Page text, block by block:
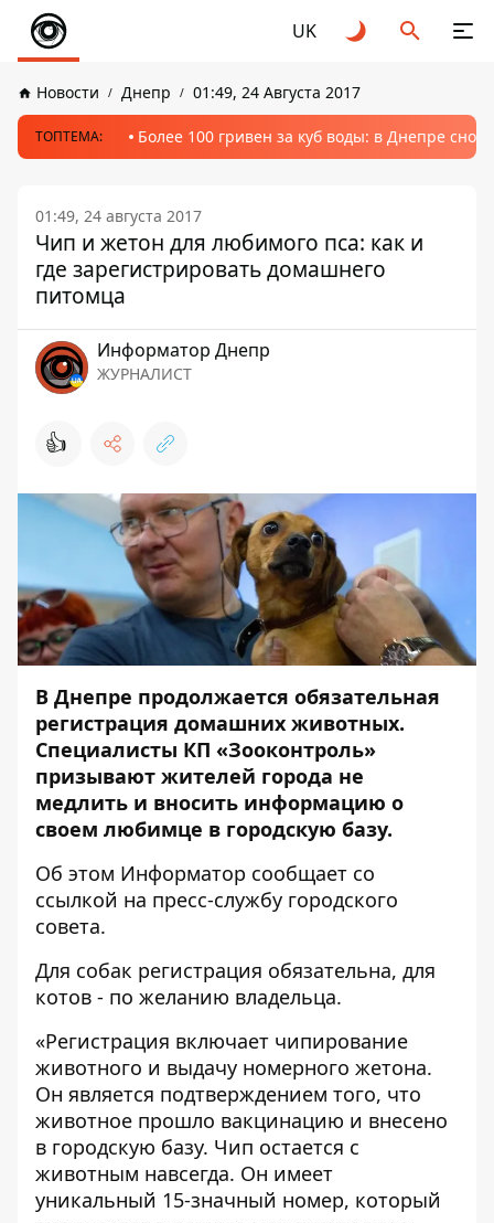
UK
Новости Днепр 01:49, 24 Августа 2017
ТОПТЕМА: Более 100 гривен за куб воды: в Днепре
01:49, 24 августа 2017
Чип и жетон для любимого пса: как и
где зарегистрировать домашнего
питомца
Информатор Днепр
ЖУРНАЛИСТ
👍
В Днепре продолжается обязательная
регистрация домашних животных.
Специалисты КП «Зооконтроль»
призывают жителей города не
медлить и вносить информацию о
своем любимце в городскую базу.
Об этом Информатор сообщает со
ссылкой на пресс-службу городского
совета.
Для собак регистрация обязательна, для
котов - по желанию владельца.
«Регистрация включает чипирование
животного и выдачу номерного жетона.
Он является подтверждением того, что
животное прошло вакцинацию и внесено
в городскую базу. Чип остается с
животным навсегда. Он имеет
уникальный 15-значный номер, который